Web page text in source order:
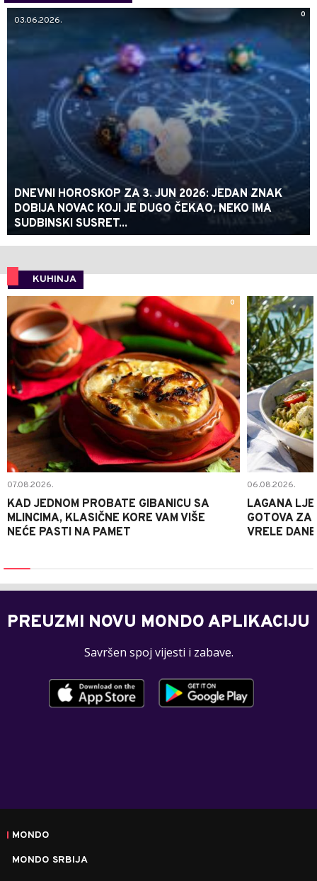
0
03.06.2026.
DNEVNI HOROSKOP ZA 3. JUN 2026: JEDAN ZNAK
DOBIJA NOVAC KOJI JE DUGO ČEKAO, NEKO IMA
SUDBINSKI SUSRET...
KUHINJA
0
07.08.2026.
KAD JEDNOM PROBATE GIBANICU SA
MLINCIMA, KLASIČNE KORE VAM VIŠE
NEĆE PASTI NA PAMET
06.08.2026.
LAGANA
GOTOVA ZA
VRELE DANE
PREUZMI NOVU MONDO APLIKACIJU
Savršen spoj vijesti i zabave.
MONDO
MONDO SRBIJA